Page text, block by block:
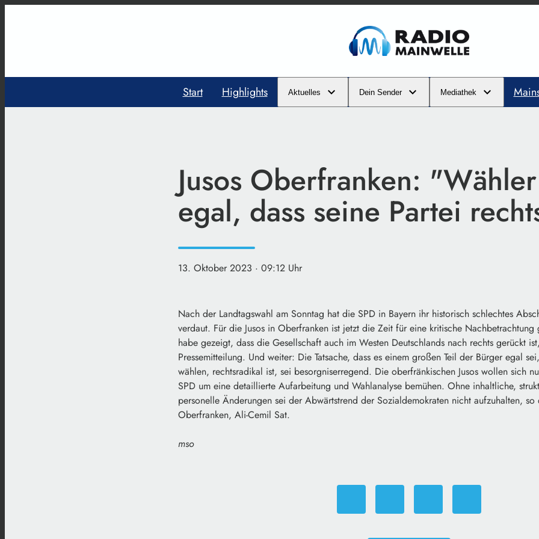
Start Highlights Aktuelles Dein Sender Mediathek
Jusos Oberfranken:
egal, dass seine Partei
13. Oktober 2023 · 09:12 Uhr
Nach der Landtagswahl am Sonntag hat die SPD in Bayern ihr historisch schlechtes
verdaut. Für die Jusos in Oberfranken ist jetzt die Zeit für eine kritische Nachbetrachtung
habe gezeigt, dass die Gesellschaft auch im Westen Deutschlands nach rechts gerückt
Pressemitteilung. Und weiter: Die Tatsache, dass es einem großen Teil der Bürger egal
wählen, rechtsradikal ist, sei besorgniserregend. Die oberfränkischen Jusos wollen sich
SPD um eine detaillierte Aufarbeitung und Wahlanalyse bemühen. Ohne inhaltliche,
personelle Änderungen sei der Abwärtstrend der Sozialdemokraten nicht aufzuhalten, so
Oberfranken, Ali-Cemil Sat.
mso